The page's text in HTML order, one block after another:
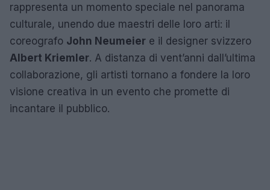
rappresenta un momento speciale nel panorama
culturale, unendo due maestri delle loro arti: il
coreografo John Neumeier e il designer svizzero
Albert Kriemler. A distanza di vent’anni dall’ultima
collaborazione, gli artisti tornano a fondere la loro
visione creativa in un evento che promette di
incantare il pubblico.